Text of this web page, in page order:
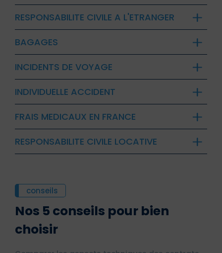
RESPONSABILITE CIVILE A L'ETRANGER
BAGAGES
INCIDENTS DE VOYAGE
INDIVIDUELLE ACCIDENT
FRAIS MEDICAUX EN FRANCE
RESPONSABILITE CIVILE LOCATIVE
conseils
Nos 5 conseils pour bien
choisir